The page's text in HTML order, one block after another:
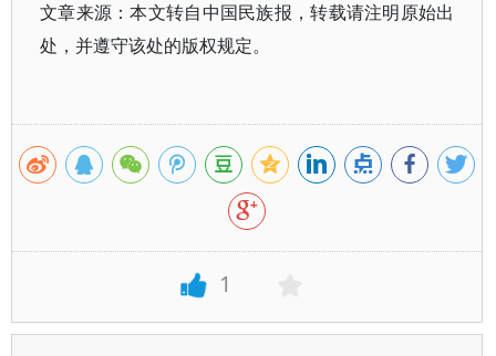
文章来源：本文转自中国民族报，转载请注明原始出
处，并遵守该处的版权规定。
1